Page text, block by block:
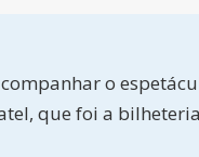
o
que foi a